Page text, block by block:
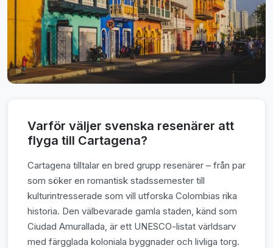
Varför väljer svenska resenärer att
flyga till Cartagena?
Cartagena tilltalar en bred grupp resenärer – från par
som söker en romantisk stadssemester till
kulturintresserade som vill utforska Colombias rika
historia. Den välbevarade gamla staden, känd som
Ciudad Amurallada, är ett UNESCO-listat världsarv
med färgglada koloniala byggnader och livliga torg.